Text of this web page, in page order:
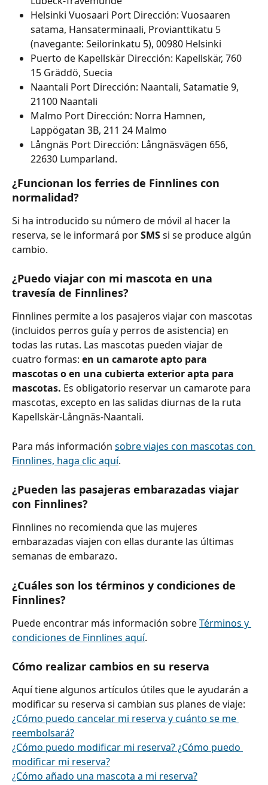
Helsinki Vuosaari Port Dirección: Vuosaaren
satama, Hansaterminaali, Provianttikatu 5
(navegante: Seilorinkatu 5), 00980 Helsinki
Puerto de Kapellskär Dirección: Kapellskär, 760
15 Gräddö, Suecia
Naantali Port Dirección: Naantali, Satamatie 9,
21100 Naantali
Malmo Port Dirección: Norra Hamnen,
Lappögatan 3B, 211 24 Malmo
Långnäs Port Dirección: Långnäsvägen 656,
22630 Lumparland.
¿Funcionan los ferries de Finnlines con
normalidad?
Si ha introducido su número de móvil al hacer la
reserva, se le informará por SMS si se produce algún
cambio.
¿Puedo viajar con mi mascota en una
travesía de Finnlines?
Finnlines permite a los pasajeros viajar con mascotas
(incluidos perros guía y perros de asistencia) en
todas las rutas. Las mascotas pueden viajar de
cuatro formas: en un camarote apto para
mascotas o en una cubierta exterior apta para
mascotas. Es obligatorio reservar un camarote para
mascotas, excepto en las salidas diurnas de la ruta
Kapellskär-Långnäs-Naantali.
Para más información sobre viajes con mascotas con
Finnlines, haga clic aquí.
¿Pueden las pasajeras embarazadas viajar
con Finnlines?
Finnlines no recomienda que las mujeres
embarazadas viajen con ellas durante las últimas
semanas de embarazo.
¿Cuáles son los términos y condiciones de
Finnlines?
Puede encontrar más información sobre Términos y
condiciones de Finnlines aquí.
Cómo realizar cambios en su reserva
Aquí tiene algunos artículos útiles que le ayudarán a
modificar su reserva si cambian sus planes de viaje:
¿Cómo puedo cancelar mi reserva y cuánto se me
reembolsará?
¿Cómo puedo modificar mi reserva? ¿Cómo puedo
modificar mi reserva?
¿Cómo añado una mascota a mi reserva?